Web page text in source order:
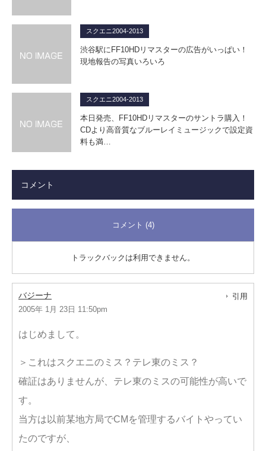
スクエニ2004-2013
渋谷駅にFF10HDリマスターの広告がいっぱい！
現地報告の写真いろいろ
スクエニ2004-2013
本日発売、FF10HDリマスターのサントラ購入！
CDより高音質なブルーレイミュージックで設定資
料も満…
コメント
コメント (4)
トラックバックは利用できません。
バジーナ
2005年 1月 23日 11:50pm
引用
はじめまして。
＞これはスクエニのミス？テレ東のミス？
確証はありませんが、テレ東のミスの可能性が高いで
す。
当方は以前某地方局でCMを管理するバイトやってい
たのですが、